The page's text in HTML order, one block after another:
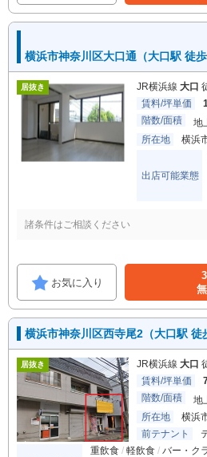
横浜市神奈川区大口通（大口駅 徒
居抜き JR横浜線 大口
賃料/坪単価
階数/面積
地
所在地
横浜
出店可能業態
諸条件はご相談ください
お気に入り
横浜市神奈川区西寺尾2（大口駅 徒
居抜き JR横浜線 大口
賃料/坪単価
階数/面積
地
所在地
横浜
前テナント
重飲食 軽飲食 バー・ク